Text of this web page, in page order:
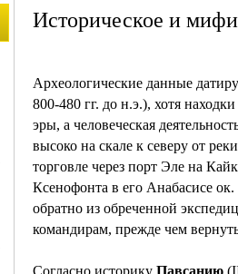
Историческое и
Археологические данные
800-480 гг. до н.э.), хотя
эры, а человеческая
высоко на скале к северу от
торговле через порт Эле на
Ксенофонта в его Анабасисе
обратно из обреченной
командирам, прежде чем
Согласно историку Павсанию